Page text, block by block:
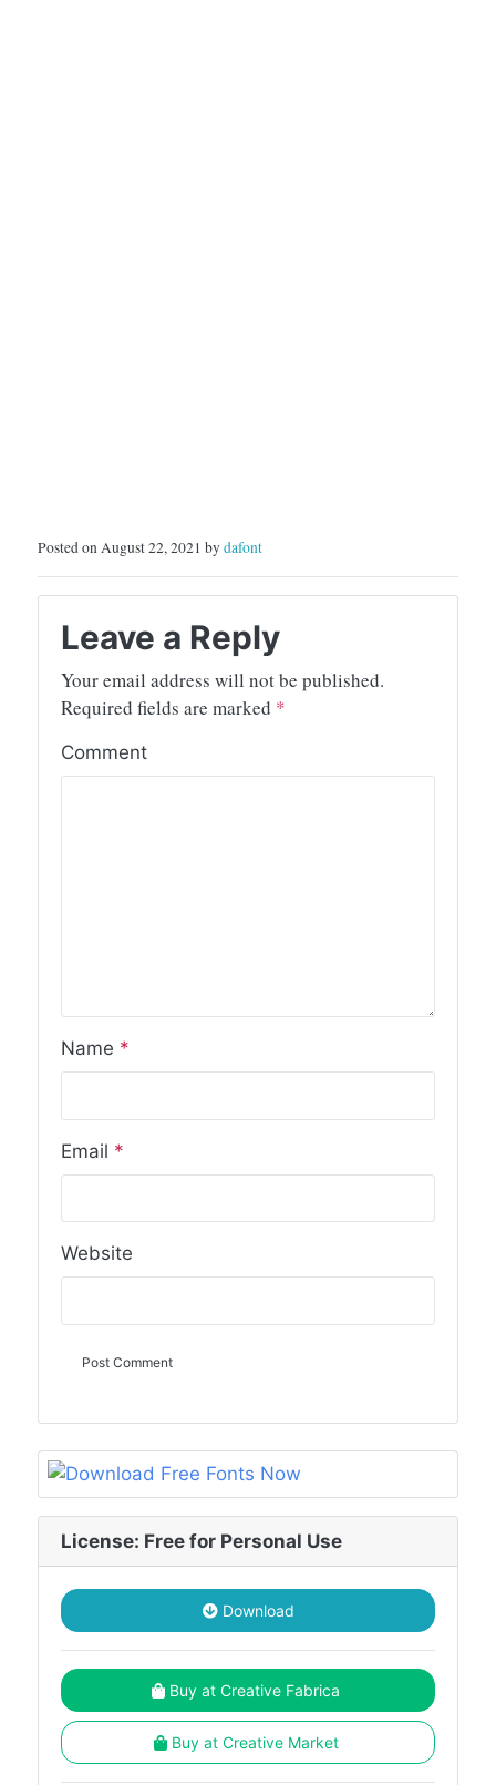
Posted on August 22, 2021 bydafont
Leave a Reply
Your email address will not be published.
Required fields are marked *
Comment
Name *
Email *
Website
License: Free for Personal Use
Download
Buy at Creative Fabrica
Buy at Creative Market